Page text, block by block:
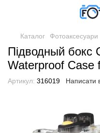
Каталог Фотоаксесуари
Підводный бокс
Waterproof Case
Артикул: 316019 Написати